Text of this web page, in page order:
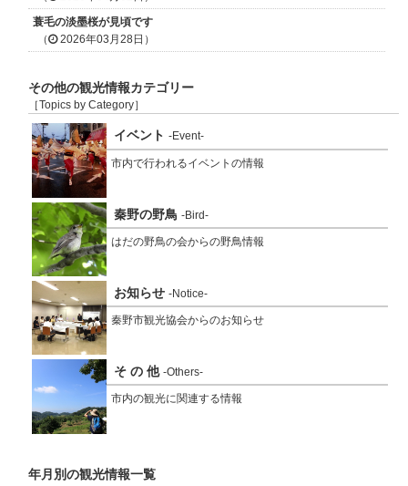
蓑毛の淡墨桜が見頃です
（
2026年03月28日）
その他の観光情報カテゴリー
［Topics by Category］
イベント -Event-
市内で行われるイベントの情報
秦野の野鳥 -Bird-
はだの野鳥の会からの野鳥情報
お知らせ -Notice-
秦野市観光協会からのお知らせ
そ の 他 -Others-
市内の観光に関連する情報
年月別の観光情報一覧